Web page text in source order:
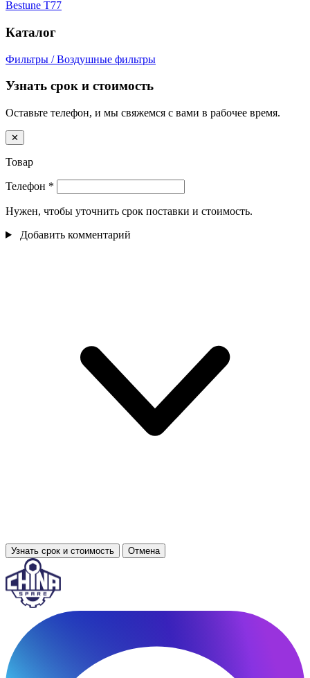
Bestune T77
Каталог
Фильтры / Воздушные фильтры
Узнать срок и стоимость
Оставьте телефон, и мы свяжемся с вами в рабочее время.
✕
Товар
Телефон *
Нужен, чтобы уточнить срок поставки и стоимость.
Добавить комментарий
Узнать срок и стоимость Отмена